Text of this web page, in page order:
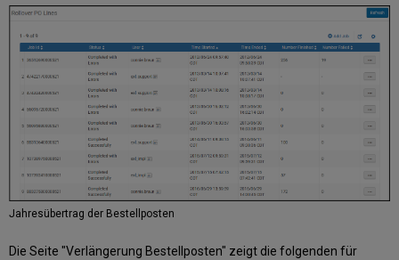
Jahresübertrag der Bestellposten
Die Seite "Verlängerung Bestellposten" zeigt die folgenden für